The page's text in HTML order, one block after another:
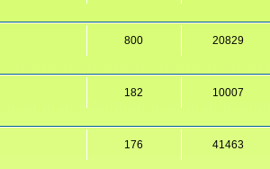
800 20829
182 10007
176 41463